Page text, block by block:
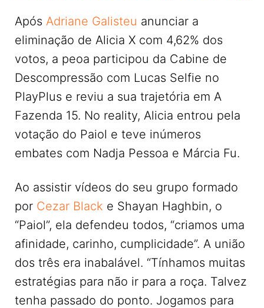
Após Adriane Galisteu anunciar a
eliminação de Alicia X com 4,62% dos
votos, a peoa participou da Cabine de
Descompressão com Lucas Selfie no
PlayPlus e reviu a sua trajetória em A
Fazenda 15. No reality, Alicia entrou pela
votação do Paiol e teve inúmeros
embates com Nadja Pessoa e Márcia Fu.
Ao assistir vídeos do seu grupo formado
por Cezar Black e Shayan Haghbin, o
“Paiol”, ela defendeu todos, “criamos uma
afinidade, carinho, cumplicidade”. A união
dos três era inabalável. “Tínhamos muitas
estratégias para não ir para a roça. Talvez
tenha passado do ponto. Jogamos para